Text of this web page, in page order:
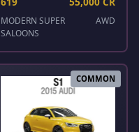
MODERN SUPER
SALOONS
AWD
COMMON